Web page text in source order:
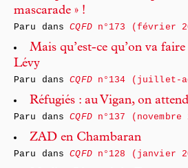
mascarade » !
Paru dansCQFDn°173 (février
Mais qu’est-ce qu’on va
Lévy
Paru dansCQFDn°134 (juillet-
Réfugiés : au Vigan, on
Paru dansCQFDn°137 (novembre
ZAD en Chambaran
Paru dansCQFDn°128 (janvier